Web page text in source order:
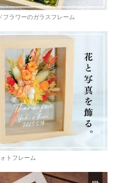
ラワーのガラスフレーム
トフレーム